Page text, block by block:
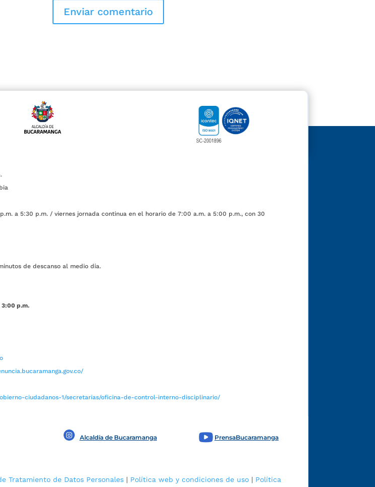
a 5:30 p.m. / viernes jornada continua en el horario de 7:00 a.m. a 5:00 p.m., con 30
de descanso al medio día.
3:00 p.m.
ciudadanos-1/secretarias/oficina-de-control-interno-disciplinario/
Alcaldía de Bucaramanga PrensaBucaramanga
Tratamiento de Datos Personales | Política web y condiciones de uso | Política